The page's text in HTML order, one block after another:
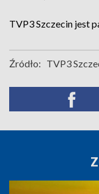
TVP3 Szczecin jest
Źródło: TVP3